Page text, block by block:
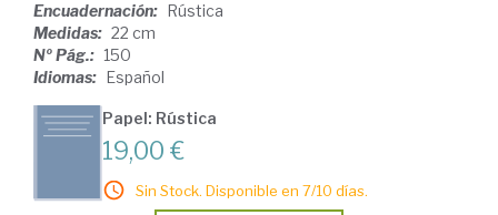
Encuadernación: Rústica
Medidas: 22 cm
Nº Pág.: 150
Idiomas: Español
Papel: Rústica
19,00 €
Sin Stock. Disponible en 7/10 días.